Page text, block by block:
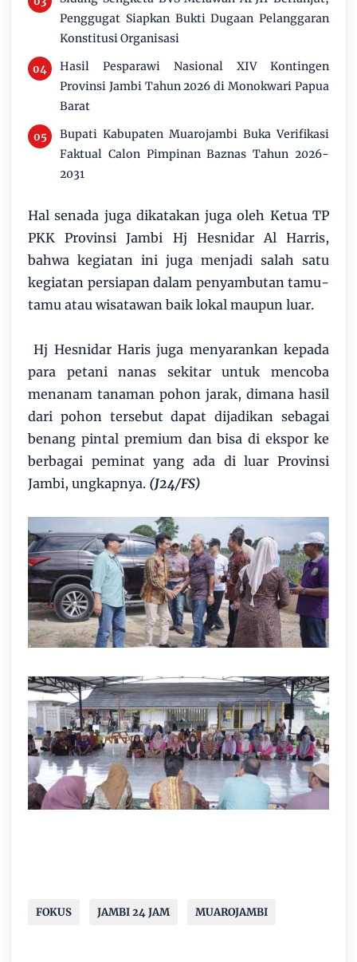
Penggugat Siapkan Bukti Dugaan Pelanggaran
Konstitusi Organisasi
Hasil Pesparawi Nasional XIV Kontingen
Provinsi Jambi Tahun 2026 di Monokwari Papua
Barat
Bupati Kabupaten Muarojambi Buka Verifikasi
Faktual Calon Pimpinan Baznas Tahun 2026-
2031
Hal senada juga dikatakan juga oleh Ketua TP
PKK Provinsi Jambi Hj Hesnidar Al Harris,
bahwa kegiatan ini juga menjadi salah satu
kegiatan persiapan dalam penyambutan tamu-
tamu atau wisatawan baik lokal maupun luar.
Hj Hesnidar Haris juga menyarankan kepada
para petani nanas sekitar untuk mencoba
menanam tanaman pohon jarak, dimana hasil
dari pohon tersebut dapat dijadikan sebagai
benang pintal premium dan bisa di ekspor ke
berbagai peminat yang ada di luar Provinsi
Jambi, ungkapnya. (J24/FS)
FOKUS JAMBI 24 JAM MUAROJAMBI